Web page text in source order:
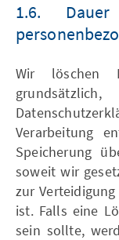
1.6.
Wir löschen
Verarbeitung
Speicherung
soweit wir
zur
ist. Falls eine
sein sollte,